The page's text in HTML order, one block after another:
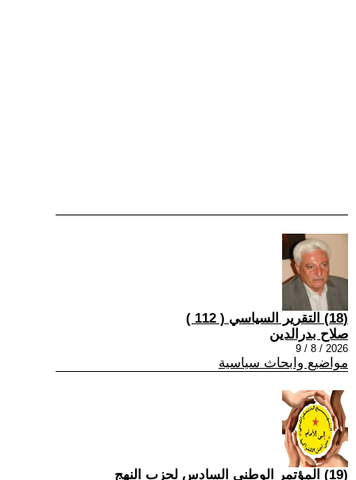
(18) التقرير السياسي ( 112 )
صلاح بدرالدين
2026 / 8 / 9
مواضيع وابحاث سياسية
(19) المؤتمر الوطني السادس لحزب النهج